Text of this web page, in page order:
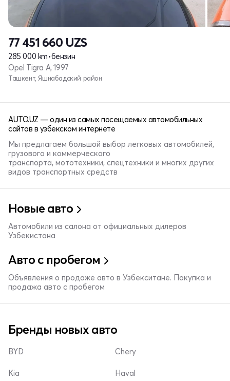
77 451 660 UZS
285 000 km•бензин
Opel Tigra A, 1997
Ташкент, Яшнабадский район
AUTO.UZ — один из самых посещаемых автомобильных
сайтов в узбекском интернете
Мы предлагаем большой выбор легковых автомобилей,
грузового и коммерческого
транспорта, мототехники, спецтехники и многих других
видов транспортных средств
Новые авто
Автомобили из салона от официальных дилеров
Узбекистана
Авто с пробегом
Объявления о продаже авто в Узбекситане. Покупка и
продажа авто с пробегом
Бренды новых авто
BYD
Kia
Chery
Haval